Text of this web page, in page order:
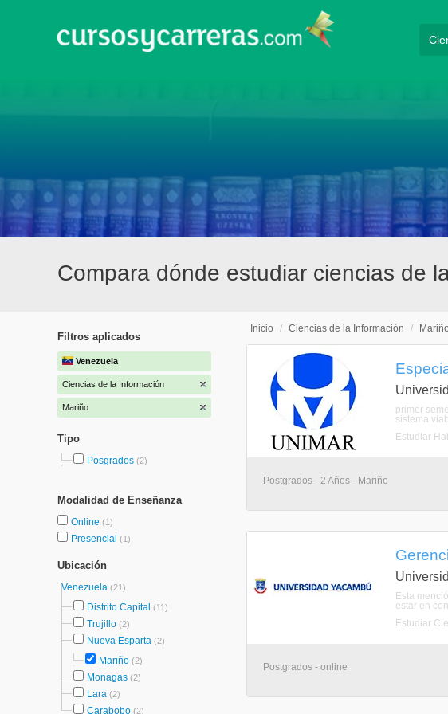
Compara dónde estudiar ciencias de
Filtros aplicados
Venezuela
Ciencias de la Información
Mariño
Tipo
Posgrados (2)
Modalidad de Enseñanza
Online (1)
Presencial (1)
Ubicación
Venezuela (21)
Distrito Capital (11)
Trujillo (2)
Nueva Esparta (2)
Mariño (2)
Monagas (2)
Lara (2)
Carabobo (2)
Inicio / Ciencias de la Información / Mariño
primer
sistema
Estudiar
Postgrados - 2 Años - Mariño
Esta
estar en
Estudiar
Postgrados - online